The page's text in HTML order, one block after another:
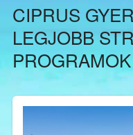
CIPRUS
LEGJOBB